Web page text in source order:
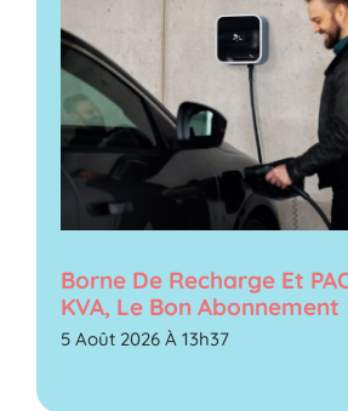
Borne De Recharge Et
KVA, Le Bon Abonnement
5 Août 2026 À 13h37